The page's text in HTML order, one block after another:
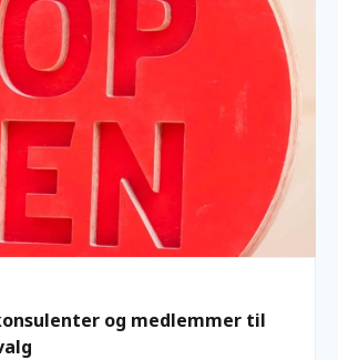
og medlemmer til